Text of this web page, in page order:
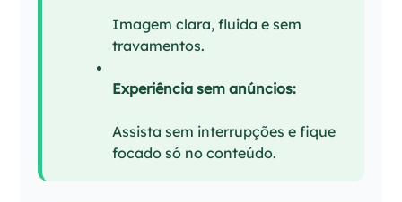
Imagem clara, fluida e sem
travamentos.
Experiência sem anúncios:
Assista sem interrupções e fique
focado só no conteúdo.